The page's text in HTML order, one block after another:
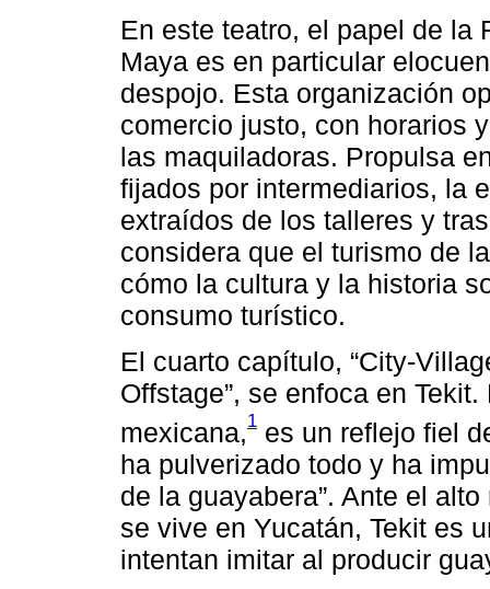
En este teatro, el papel de la
Maya es en particular
despojo. Esta organización
comercio justo, con horarios
las maquiladoras. Propulsa
fijados por intermediarios, la
extraídos de los talleres y
considera que el turismo de
cómo la cultura y la historia
consumo turístico.
El cuarto capítulo, “City-
Offstage”, se enfoca en
mexicana,1 es un reflejo fiel
ha pulverizado todo y ha
de la guayabera”. Ante el
se vive en Yucatán, Tekit es
intentan imitar al producir